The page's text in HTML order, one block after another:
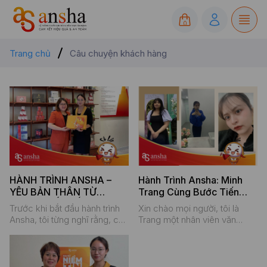
0
Trang chủ Câu chuyện khách hàng
HÀNH TRÌNH ANSHA –
YÊU BẢN THÂN TỪ
NHỮNG VẾT CẮT SÂU
Trước khi bắt đầu hành trình
Ansha, tôi từng nghĩ rằng, chỉ
thương hết lòng và cống hiến
cho gia đình, thì hạnh phúc sẽ
Hành Trình Ansha: Minh
Trang Cùng Bước Tiến
Nhẹ – Kết Quả Lớn
Xin chào mọi người, tôi là
Trang một nhân viên văn